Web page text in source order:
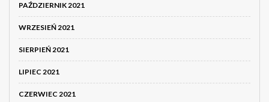
PAŹDZIERNIK 2021
WRZESIEŃ 2021
SIERPIEŃ 2021
LIPIEC 2021
CZERWIEC 2021